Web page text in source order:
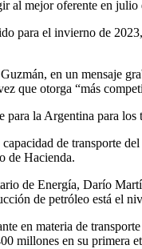
al mejor oferente en
para el invierno de
en un mensaje
que otorga “más
la Argentina para los
de transporte
de Hacienda.
de Energía, Darío
de petróleo está el
en materia de
millones en su primera